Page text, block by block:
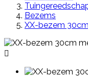
Bezems
XX-bezem
